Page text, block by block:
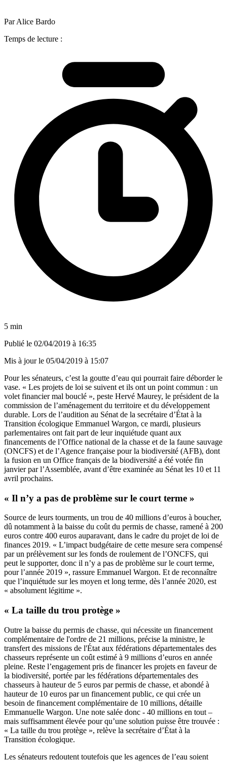
Par Alice Bardo
Temps de lecture :
5 min
Publié le 02/04/2019 à 16:35
Mis à jour le 05/04/2019 à 15:07
Pour les sénateurs, c’est la goutte d’eau qui pourrait faire déborder le
vase. « Les projets de loi se suivent et ils ont un point commun : un
volet financier mal bouclé », peste Hervé Maurey, le président de la
commission de l’aménagement du territoire et du développement
durable. Lors de l’audition au Sénat de la secrétaire d’État à la
Transition écologique Emmanuel Wargon, ce mardi, plusieurs
parlementaires ont fait part de leur inquiétude quant aux
financements de l’Office national de la chasse et de la faune sauvage
(ONCFS) et de l’Agence française pour la biodiversité (AFB), dont
la fusion en un Office français de la biodiversité a été votée fin
janvier par l’Assemblée, avant d’être examinée au Sénat les 10 et 11
avril prochains.
« Il n’y a pas de problème sur le court terme »
Source de leurs tourments, un trou de 40 millions d’euros à boucher,
dû notamment à la baisse du coût du permis de chasse, ramené à 200
euros contre 400 euros auparavant, dans le cadre du projet de loi de
finances 2019. « L’impact budgétaire de cette mesure sera compensé
par un prélèvement sur les fonds de roulement de l’ONCFS, qui
peut le supporter, donc il n’y a pas de problème sur le court terme,
pour l’année 2019 », rassure Emmanuel Wargon. Et de reconnaître
que l’inquiétude sur les moyen et long terme, dès l’année 2020, est
« absolument légitime ».
« La taille du trou protège »
Outre la baisse du permis de chasse, qui nécessite un financement
complémentaire de l'ordre de 21 millions, précise la ministre, le
transfert des missions de l'État aux fédérations départementales des
chasseurs représente un coût estimé à 9 millions d’euros en année
pleine. Reste l’engagement pris de financer les projets en faveur de
la biodiversité, portée par les fédérations départementales des
chasseurs à hauteur de 5 euros par permis de chasse, et abondé à
hauteur de 10 euros par un financement public, ce qui crée un
besoin de financement complémentaire de 10 millions, détaille
Emmanuelle Wargon. Une note salée donc - 40 millions en tout –
mais suffisamment élevée pour qu’une solution puisse être trouvée :
« La taille du trou protège », relève la secrétaire d’État à la
Transition écologique.
Les sénateurs redoutent toutefois que les agences de l’eau soient